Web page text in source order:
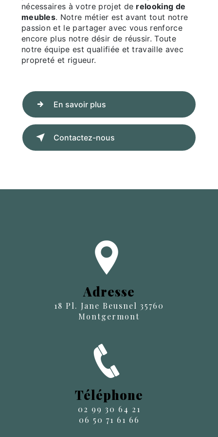
nécessaires à votre projet de relooking de
meubles. Notre métier est avant tout notre
passion et le partager avec vous renforce
encore plus notre désir de réussir. Toute
notre équipe est qualifiée et travaille avec
propreté et rigueur.
En savoir plus
Contactez-nous
Adresse
18 Pl. Jane Beusnel 35760
Montgermont
Téléphone
02 99 30 64 21
06 50 71 61 66